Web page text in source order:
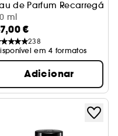
de Parfum Recarregável
ml
€
238
em 4 formatos
Adicionar